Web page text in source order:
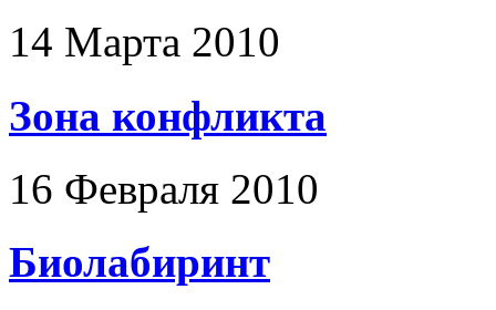
14 Марта 2010
Зона конфликта
16 Февраля 2010
Биолабиринт